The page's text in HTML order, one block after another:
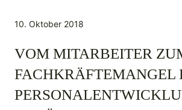
10. Oktober 2018
VOM MITARBEITER
FACHKRÄFTEMANGEL